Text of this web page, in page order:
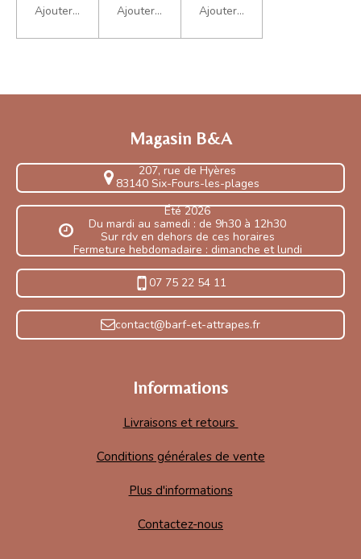
Ajouter au panierAjouter au panierAjouter au panier
Magasin B&A
207, rue de Hyères
83140 Six-Fours-les-plages
Été 2026
Du mardi au samedi : de 9h30 à 12h30
Sur rdv en dehors de ces horaires
Fermeture hebdomadaire : dimanche et lundi
07 75 22 54 11
contact@barf-et-attrapes.fr
Informations
Livraisons et retours
Conditions générales de vente
Plus d'informations
Contactez-nous